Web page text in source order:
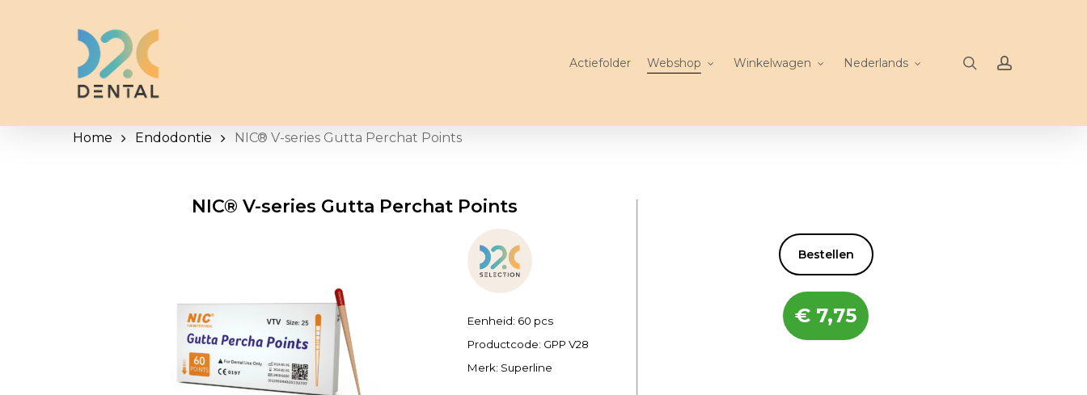
Actiefolder Webshop Winkelwagen Nederlands searchaccount
Home Endodontie NIC® V-series Gutta Perchat Points
NIC® V-series Gutta Perchat Points
Eenheid: 60 pcs
Productcode: GPP V28
Merk: Superline
Bestellen
€ 7,75